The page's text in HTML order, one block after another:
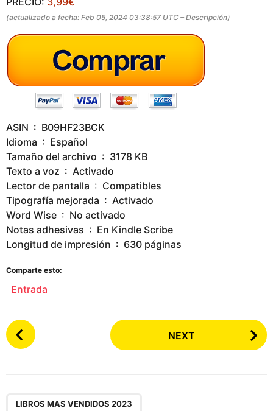
g
o
(actualizado a fecha: Feb 05, 2024 03:38:57 UTC – Descripción)
ASIN ‏ : ‎ B09HF23BCK
Idioma ‏ : ‎ Español
Tamaño del archivo ‏ : ‎ 3178 KB
Texto a voz ‏ : ‎ Activado
Lector de pantalla ‏ : ‎ Compatibles
Tipografía mejorada ‏ : ‎ Activado
Word Wise ‏ : ‎ No activado
Notas adhesivas ‏ : ‎ En Kindle Scribe
Longitud de impresión ‏ : ‎ 630 páginas
Comparte esto:
Entrada
P
o
NEXT
LIBROS MAS VENDIDOS 2023